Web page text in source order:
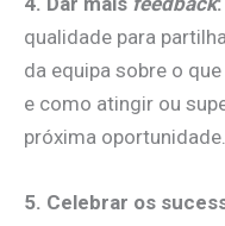
qualidade para
da equipa sobre o
e como atingir ou
próxima oportunidade.
5. Celebrar os